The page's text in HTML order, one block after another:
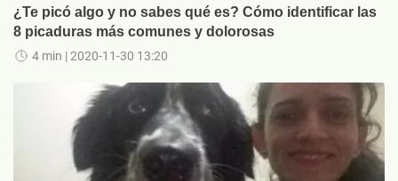
¿Te picó algo y no sabes qué es? Cómo identificar las
8 picaduras más comunes y dolorosas
4 min | 2020-11-30 13:20